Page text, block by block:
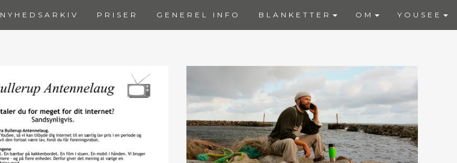
NYHEDSARKIV PRISER GENEREL INFO BLANKETTER OM YOUSEE